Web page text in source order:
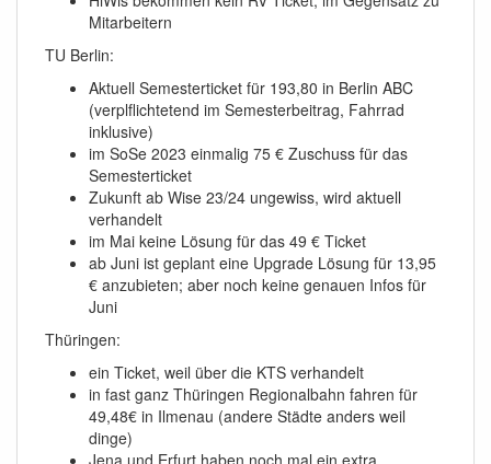
Mitarbeitern
TU Berlin:
Aktuell Semesterticket für 193,80 in Berlin ABC
(verplflichtetend im Semesterbeitrag, Fahrrad
inklusive)
im SoSe 2023 einmalig 75 € Zuschuss für das
Semesterticket
Zukunft ab Wise 23/24 ungewiss, wird aktuell
verhandelt
im Mai keine Lösung für das 49 € Ticket
ab Juni ist geplant eine Upgrade Lösung für 13,95
€ anzubieten; aber noch keine genauen Infos für
Juni
Thüringen:
ein Ticket, weil über die KTS verhandelt
in fast ganz Thüringen Regionalbahn fahren für
49,48€ in Ilmenau (andere Städte anders weil
dinge)
Jena und Erfurt haben noch mal ein extra